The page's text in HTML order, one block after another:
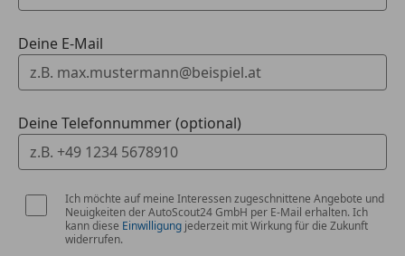
Eingabefehler/Datentransfer Fehler
vorbehalten!
Deine E-Mail
Deine Telefonnummer (optional)
Ich möchte auf meine Interessen zugeschnittene Angebote und
Neuigkeiten der AutoScout24 GmbH per E-Mail erhalten. Ich
kann diese Einwilligung jederzeit mit Wirkung für die Zukunft
widerrufen.